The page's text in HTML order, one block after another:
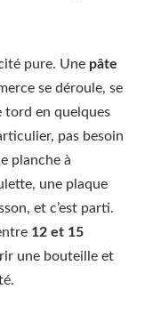
pure. Une pâte
se déroule, se
tord en quelques
pas besoin
planche à
une plaque
et c’est parti.
12 et 15
une bouteille et